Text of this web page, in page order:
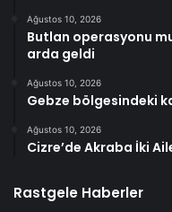
Ağustos 10, 2026
Butlan operasyonu
arda geldi
Ağustos 10, 2026
Gebze bölgesindeki
Ağustos 10, 2026
Cizre’de Akraba İki
Rastgele Haberler